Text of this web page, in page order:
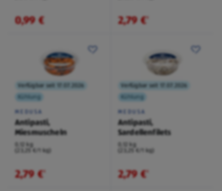
0,99 € 2,79 €¹
Verfügbar seit 17.07.2026
Kühlung
MEDUSA
Antipasti,
Miesmuscheln
0,12 kg
(23,25 €/1 kg)
2,79 €¹
Verfügbar seit 17.07.2026
Kühlung
MEDUSA
Antipasti,
Sardellenfilets
0,12 kg
(23,25 €/1 kg)
2,79 €¹